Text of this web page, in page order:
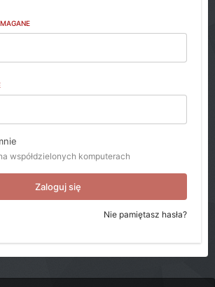
współdzielonych komputerach
Zaloguj się
Nie pamiętasz hasła?